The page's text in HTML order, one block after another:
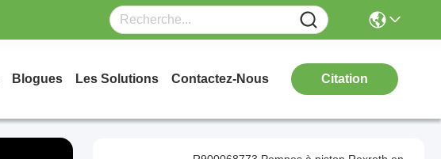
Blogues Les Solutions Contactez-Nous Citation